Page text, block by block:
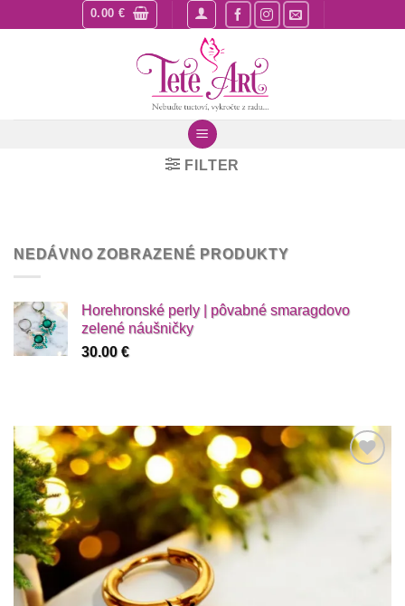
to
0.00 €
FILTER
NEDÁVNO ZOBRAZENÉ PRODUKTY
Horehronské perly | pôvabné smaragdovo
zelené náušničky
30.00 €
Túto